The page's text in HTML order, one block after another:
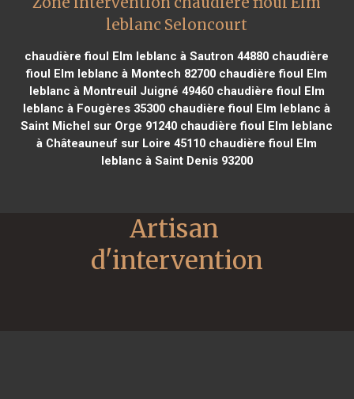
leblanc Seloncourt
chaudière fioul Elm leblanc à Sautron 44880 chaudière
fioul Elm leblanc à Montech 82700 chaudière fioul Elm
leblanc à Montreuil Juigné 49460chaudière fioul Elm
leblanc à Fougères 35300 chaudière fioul Elm leblanc à
Saint Michel sur Orge 91240 chaudière fioul Elm leblanc
à Châteauneuf sur Loire 45110 chaudière fioul Elm
leblanc à Saint Denis 93200
Artisan
d'intervention